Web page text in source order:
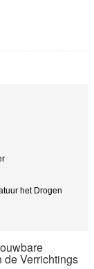
het Drogen
de Verrichtings